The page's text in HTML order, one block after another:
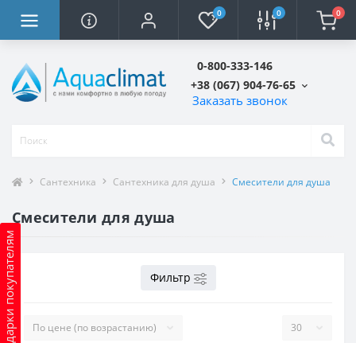
0 0 0
0-800-333-146
+38 (067) 904-76-65
Заказать звонок
Подарки покупателям
Сантехника Сантехника для душа Смесители для душа
Смесители для душа
Фильтр